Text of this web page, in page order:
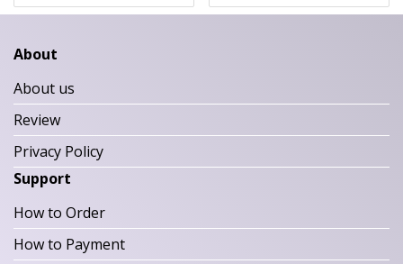
About
About us
Review
Privacy Policy
Support
How to Order
How to Payment